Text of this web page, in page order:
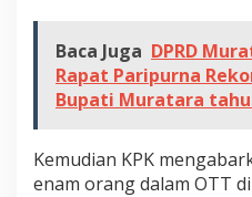
Baca Juga DPRD
Rapat Paripurna
Bupati Muratara
Kemudian KPK
enam orang dalam OTT di